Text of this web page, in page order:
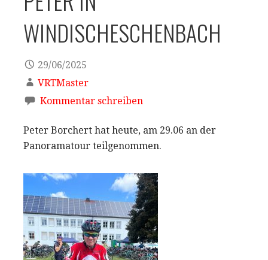
WINDISCHESCHENBACH
29/06/2025
VRTMaster
Kommentar schreiben
Peter Borchert hat heute, am 29.06 an der
Panoramatour teilgenommen.